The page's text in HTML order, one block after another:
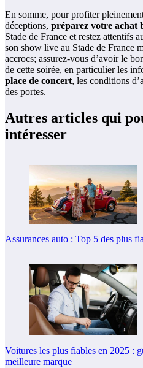
En somme, pour profiter
déceptions, préparez votre achat
Stade de France et restez attentifs
son show live au Stade de France
accrocs; assurez-vous d’avoir le
de cette soirée, en particulier les
place de concert, les conditions
des portes.
Autres articles qui
intéresser
Assurances auto : Top 5 des plus
Voitures les plus fiables en 2025 :
meilleure marque